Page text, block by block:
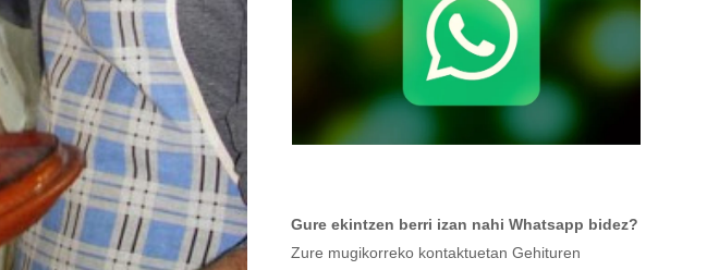
Gure ekintzen berri izan nahi Whatsapp bidez?
Zure mugikorreko kontaktuetan Gehituren